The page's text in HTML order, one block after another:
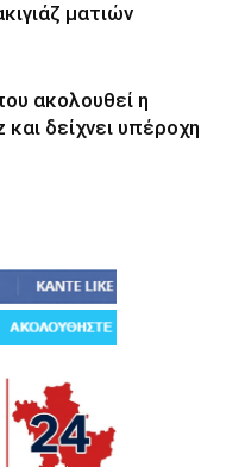
ματιών
ακολουθεί η
δείχνει υπέροχη